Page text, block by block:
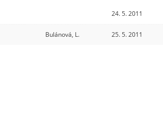
24. 5. 2011
Bulánová, L. 25. 5. 2011